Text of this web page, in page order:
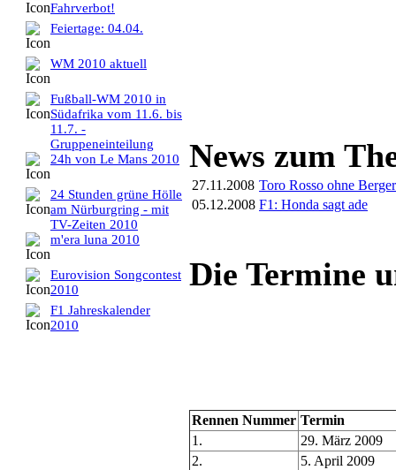
Fahrverbot!
Feiertage: 04.04.
WM 2010 aktuell
Fußball-WM 2010 in
Südafrika vom 11.6. bis
11.7. -
Gruppeneinteilung
24h von Le Mans 2010
24 Stunden grüne Hölle
am Nürburgring - mit
TV-Zeiten 2010
m'era luna 2010
Eurovision Songcontest
2010
F1 Jahreskalender
2010
News zum
27.11.2008 Toro Rosso ohne
05.12.2008 F1: Honda sagt ade
Die Termine
Rennen Nummer Termin
1.
29. März 2009
2.
5. April 2009